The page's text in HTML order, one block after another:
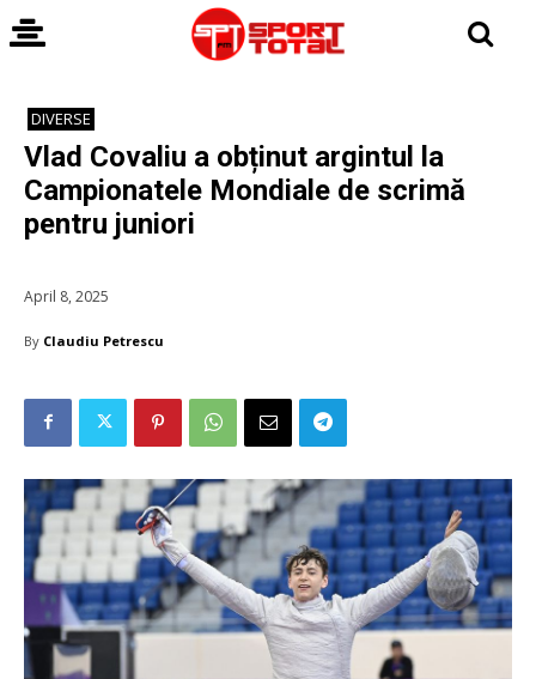
DIVERSE
Vlad Covaliu a obținut argintul la
Campionatele Mondiale de scrimă
pentru juniori
April 8, 2025
By Claudiu Petrescu